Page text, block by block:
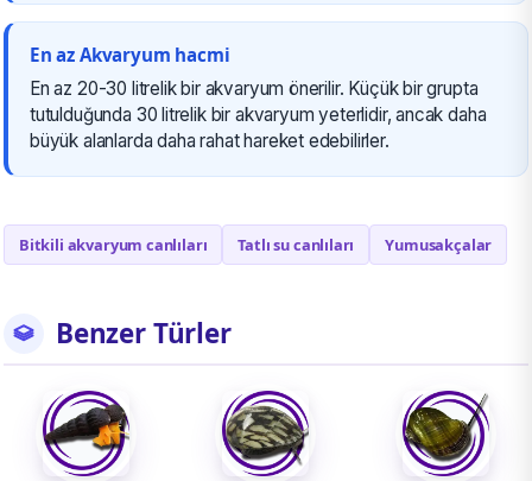
En az Akvaryum hacmi
En az 20-30 litrelik bir akvaryum önerilir. Küçük bir grupta
tutulduğunda 30 litrelik bir akvaryum yeterlidir, ancak daha
büyük alanlarda daha rahat hareket edebilirler.
Bitkili akvaryum canlıları Tatlı su canlıları Yumusakçalar
Benzer Türler